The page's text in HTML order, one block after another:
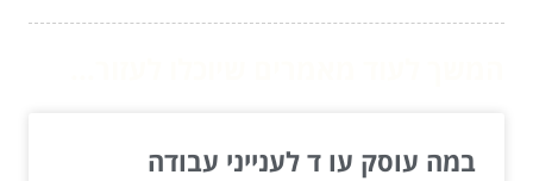
במה עוסק עו ד לענייני עבודה